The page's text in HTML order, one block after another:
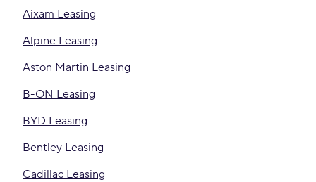
Aixam Leasing
Alpine Leasing
Aston Martin Leasing
B-ON Leasing
BYD Leasing
Bentley Leasing
Cadillac Leasing